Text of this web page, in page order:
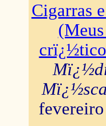
Cigarras